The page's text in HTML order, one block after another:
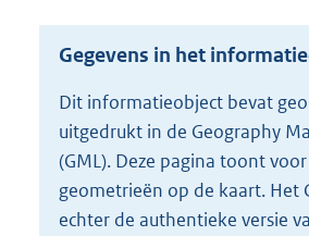
Gegevens in het
Dit informatieobject bevat
uitgedrukt in de Geography
(GML). Deze pagina toont
geometrieën op de kaart. Het
echter de authentieke versie